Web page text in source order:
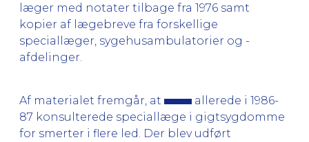
læger med notater tilbage fra 1976 samt
kopier af lægebreve fra forskellige
speciallæger, sygehusambulatorier og -
afdelinger.
Af materialet fremgår, at
allerede i 1986-
87 konsulterede speciallæge i gigtsygdomme
for smerter i flere led. Der blev udført